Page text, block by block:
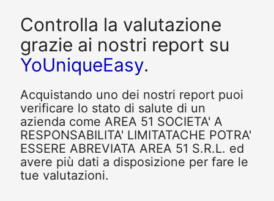
Controlla la valutazione
grazie ai nostri report su
YoUniqueEasy.
Acquistando uno dei nostri report puoi
verificare lo stato di salute di un
azienda come AREA 51 SOCIETA' A
RESPONSABILITA' LIMITATACHE POTRA'
ESSERE ABREVIATA AREA 51 S.R.L. ed
avere più dati a disposizione per fare le
tue valutazioni.